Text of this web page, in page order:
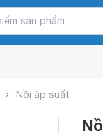
Nồi áp suất